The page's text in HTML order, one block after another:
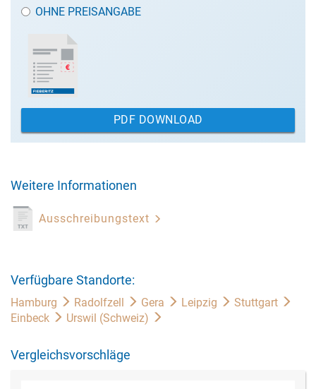
OHNE PREISANGABE
PDF DOWNLOAD
Weitere Informationen
Ausschreibungstext
Verfügbare Standorte:
Hamburg Radolfzell Gera Leipzig
Stuttgart
Einbeck
Urswil (Schweiz)
Vergleichsvorschläge